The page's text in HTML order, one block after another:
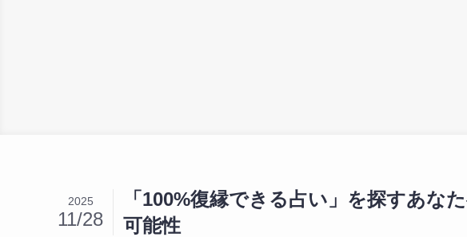
「100%復縁できる占い」を探すあな
可能性
2025
11/28